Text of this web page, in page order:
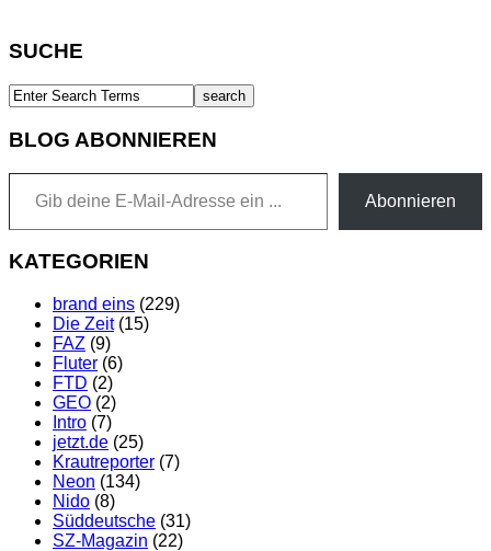
SUCHE
BLOG ABONNIEREN
Gib deine E-Mail-Adresse ein ...
Abonnieren
KATEGORIEN
brand eins (229)
Die Zeit(15)
FAZ (9)
Fluter (6)
FTD (2)
GEO (2)
Intro (7)
jetzt.de (25)
Krautreporter (7)
Neon (134)
Nido (8)
Süddeutsche (31)
SZ-Magazin (22)